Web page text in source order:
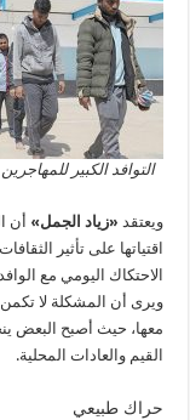
التوافد الكبير
ويعتقد «زياد الجمل» أن
اقتياتها على تأثير
الاحتكاك اليومي مع
ويرى أن المشكلة لا
معها، حيث أصبح البعض
القيم والعادات المحلية.
حراك طبيعي